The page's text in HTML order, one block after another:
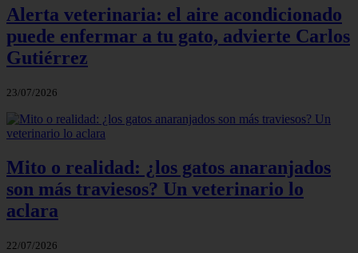
Alerta veterinaria: el aire acondicionado
puede enfermar a tu gato, advierte Carlos
Gutiérrez
23/07/2026
Mito o realidad: ¿los gatos anaranjados
son más traviesos? Un veterinario lo
aclara
22/07/2026